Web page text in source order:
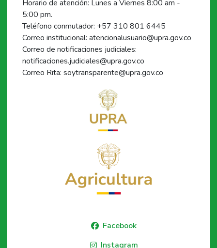
Horario de atención: Lunes a Viernes 8:00 am -
5:00 pm.
Teléfono conmutador: +57 310 801 6445
Correo institucional: atencionalusuario@upra.gov.co
Correo de notificaciones judiciales:
notificaciones.judiciales@upra.gov.co
Correo Rita: soytransparente@upra.gov.co
Facebook
Instagram